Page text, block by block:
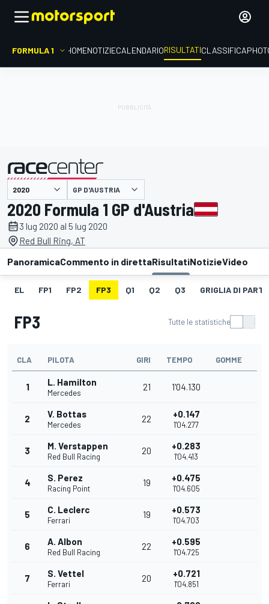
FORMULA 1 HOMENOTIZIECALENDARIORISULTATICLASSIFICA
presentato da GP D'AUSTRIA
2020 Formula 1 GP d'Austria
3 lug 2020 al 5 lug 2020
Red Bull Ring, AT
PanoramicaCommento in direttaRisultatiNotizieVideo
EL FP1 FP2 FP3 Q1 Q2 Q3 GRIGLIA DI
FP3 Tutte le statistiche
CLA PILOTA GIRI TEMPO GOMME
1 L. Hamilton
Mercedes
21 1'04.130
2 V. Bottas
Mercedes
22 +0.147
1'04.277
3 M. Verstappen
Red Bull Racing
20 +0.283
1'04.413
4 S. Perez
Racing Point
19 +0.475
1'04.605
5 C. Leclerc
Ferrari
19 +0.573
1'04.703
6 A. Albon
Red Bull Racing
22 +0.595
1'04.725
7 S. Vettel
Ferrari
20 +0.721
1'04.851